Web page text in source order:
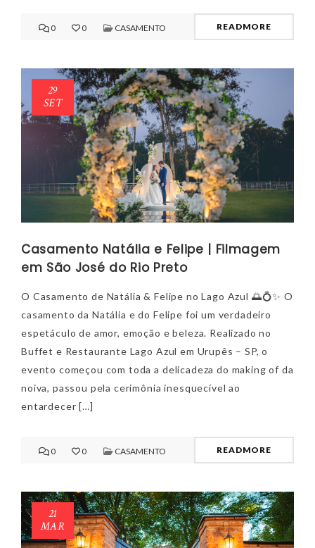
0 0 CASAMENTO READMORE
29
SET
Casamento Natália e Felipe | Filmagem
em São José do Rio Preto
O Casamento de Natália & Felipe no Lago Azul 🌅💍✨ O
casamento da Natália e do Felipe foi um verdadeiro
espetáculo de amor, emoção e beleza. Realizado no
Buffet e Restaurante Lago Azul em Urupês – SP, o
evento começou com toda a delicadeza do making of da
noiva, passou pela cerimônia inesquecível ao
entardecer […]
0 0 CASAMENTO READMORE
21
MAR